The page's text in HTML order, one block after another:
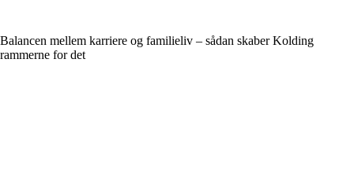
Balancen mellem karriere og familieliv – sådan skaber Kolding
rammerne for det